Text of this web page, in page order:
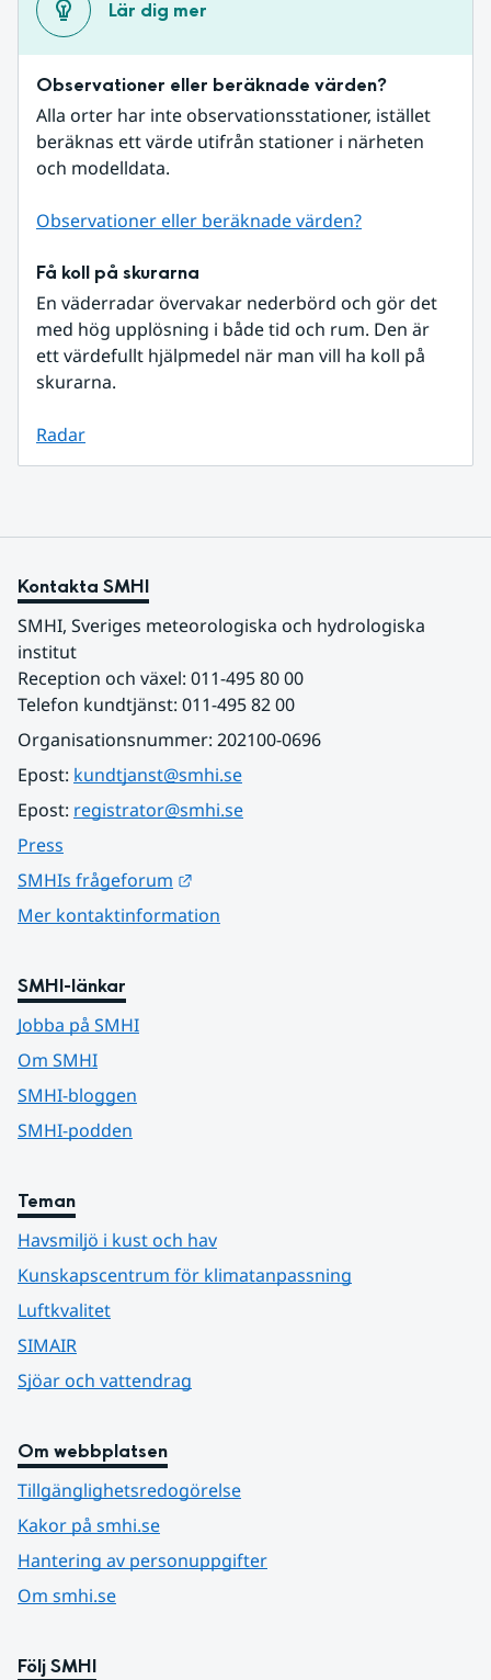
Lär dig mer
Observationer eller beräknade värden?
Alla orter har inte observationsstationer, istället
beräknas ett värde utifrån stationer i närheten
och modelldata.
Observationer eller beräknade värden?
Få koll på skurarna
En väderradar övervakar nederbörd och gör det
med hög upplösning i både tid och rum. Den är
ett värdefullt hjälpmedel när man vill ha koll på
skurarna.
Radar
Kontakta SMHI
SMHI, Sveriges meteorologiska och hydrologiska
institut
Reception och växel: 011-495 80 00
Telefon kundtjänst: 011-495 82 00
Organisationsnummer: 202100-0696
Epost: kundtjanst@smhi.se
Epost: registrator@smhi.se
Press
SMHIs frågeforum
Mer kontaktinformation
SMHI-länkar
Jobba på SMHI
Om SMHI
SMHI-bloggen
SMHI-podden
Teman
Havsmiljö i kust och hav
Kunskapscentrum för klimatanpassning
Luftkvalitet
SIMAIR
Sjöar och vattendrag
Om webbplatsen
Tillgänglighetsredogörelse
Kakor på smhi.se
Hantering av personuppgifter
Om smhi.se
Följ SMHI